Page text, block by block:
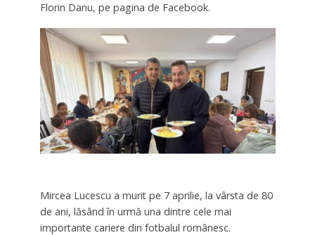
Florin Danu, pe pagina de Facebook.
Mircea Lucescu a murit pe 7 aprilie, la vârsta de 80
de ani, lăsând în urmă una dintre cele mai
importante cariere din fotbalul românesc.